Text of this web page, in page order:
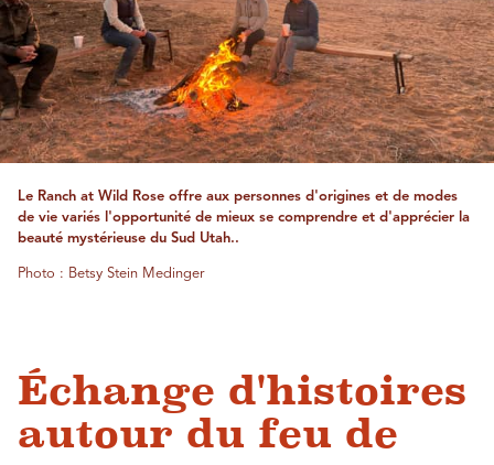
Le Ranch at Wild Rose offre aux personnes d'origines et de modes
de vie variés l'opportunité de mieux se comprendre et d'apprécier la
beauté mystérieuse du Sud Utah..
Photo : Betsy Stein Medinger
Échange d'histoires
autour du feu de